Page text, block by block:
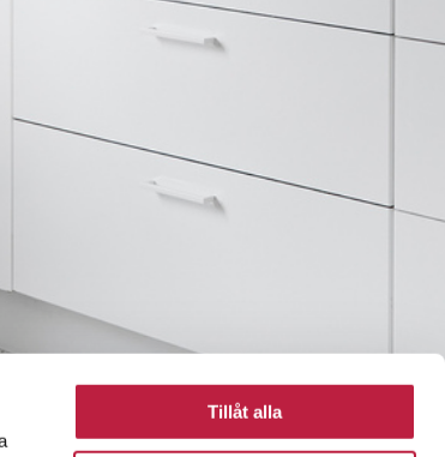
Tillåt alla